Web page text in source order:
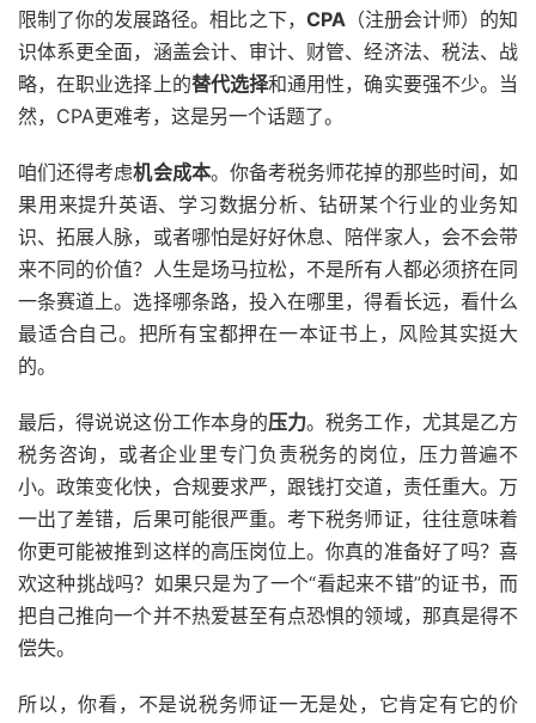
限制了你的发展路径。相比之下， CPA（注册会计师）的知
识体系更全面，涵盖会计、审计、财管、经济法、税法、战
略，在职业选择上的替代选择和通用性，确实要强不少。当
然，CPA更难考，这是另一个话题了。
咱们还得考虑机会成本。你备考税务师花掉的那些时间，如
果用来提升英语、学习数据分析、钻研某个行业的业务知
识、拓展人脉，或者哪怕是好好休息、陪伴家人，会不会带
来不同的价值？人生是场马拉松，不是所有人都必须挤在同
一条赛道上。选择哪条路，投入在哪里，得看长远，看什么
最适合自己。把所有宝都押在一本证书上，风险其实挺大
的。
最后，得说说这份工作本身的压力。税务工作，尤其是乙方
税务咨询，或者企业里专门负责税务的岗位，压力普遍不
小。政策变化快，合规要求严，跟钱打交道，责任重大。万
一出了差错，后果可能很严重。考下税务师证，往往意味着
你更可能被推到这样的高压岗位上。你真的准备好了吗？喜
欢这种挑战吗？如果只是为了一个“看起来不错”的证书，而
把自己推向一个并不热爱甚至有点恐惧的领域，那真是得不
偿失。
所以，你看，不是说税务师证一无是处，它肯定有它的价